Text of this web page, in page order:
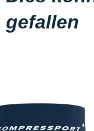
gefallen